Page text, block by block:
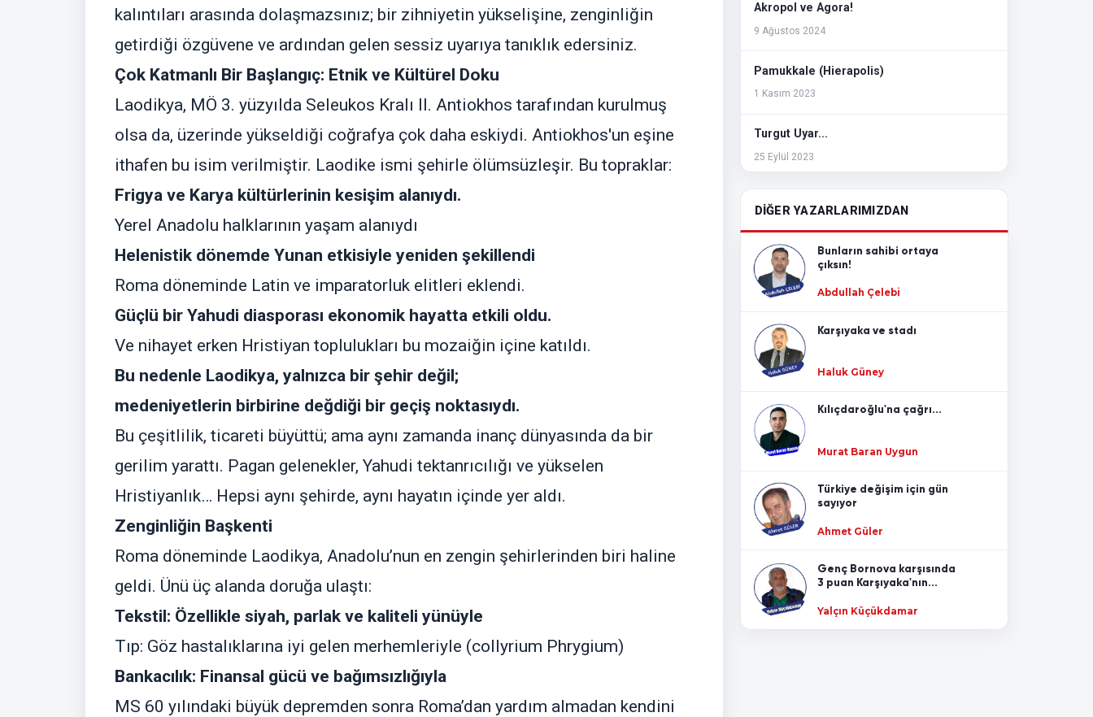
kalıntıları arasında dolaşmazsınız; bir zihniyetin yükselişine, zenginliğin
getirdiği özgüvene ve ardından gelen sessiz uyarıya tanıklık edersiniz.
Çok Katmanlı Bir Başlangıç: Etnik ve Kültürel Doku
Laodikya, MÖ 3. yüzyılda Seleukos Kralı II. Antiokhos tarafından kurulmuş
olsa da, üzerinde yükseldiği coğrafya çok daha eskiydi. Antiokhos'un eşine
ithafen bu isim verilmiştir. Laodike ismi şehirle ölümsüzleşir. Bu topraklar:
Frigya ve Karya kültürlerinin kesişim alanıydı.
Yerel Anadolu halklarının yaşam alanıydı
Helenistik dönemde Yunan etkisiyle yeniden şekillendi
Roma döneminde Latin ve imparatorluk elitleri eklendi.
Güçlü bir Yahudi diasporası ekonomik hayatta etkili oldu.
Ve nihayet erken Hristiyan toplulukları bu mozaiğin içine katıldı.
Bu nedenle Laodikya, yalnızca bir şehir değil;
medeniyetlerin birbirine değdiği bir geçiş noktasıydı.
Bu çeşitlilik, ticareti büyüttü; ama aynı zamanda inanç dünyasında da bir
gerilim yarattı. Pagan gelenekler, Yahudi tektanrıcılığı ve yükselen
Hristiyanlık… Hepsi aynı şehirde, aynı hayatın içinde yer aldı.
Zenginliğin Başkenti
Roma döneminde Laodikya, Anadolu’nun en zengin şehirlerinden biri haline
geldi. Ünü üç alanda doruğa ulaştı:
Tekstil: Özellikle siyah, parlak ve kaliteli yünüyle
Tıp: Göz hastalıklarına iyi gelen merhemleriyle (collyrium Phrygium)
Bankacılık: Finansal gücü ve bağımsızlığıyla
MS 60 yılındaki büyük depremden sonra Roma’dan yardım almadan kendini
Akropol ve Agora!
9 Ağustos 2024
Pamukkale (Hierapolis)
1 Kasım 2023
Turgut Uyar...
25 Eylül 2023
Din adamları sondan ikinci!
6 Nisan 2020
Koronavirüs ve aile içi şiddet...
1 Nisan 2020
27 Mart 2020
Tıbbi cihaz üretimi ve Türkiye...
Halk, marketleri neden boşaltıyor?
17 Mart 2020
Corona korkusuyla yüzleşmek...
14 Mart 2020
DİĞER YAZARLARIMIZDAN
Bunların sahibi ortaya
çıksın!
Abdullah Çelebi
Karşıyaka ve stadı
Haluk Güney
Kılıçdaroğlu'na çağrı...
Murat Baran Uygun
Türkiye değişim için gün
sayıyor
Ahmet Güler
Genç Bornova karşısında
3 puan Karşıyaka'nın...
Yalçın Küçükdamar